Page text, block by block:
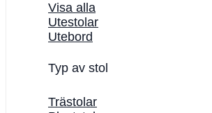
Visa alla
Utestolar
Utebord
Typ av stol
Trästolar